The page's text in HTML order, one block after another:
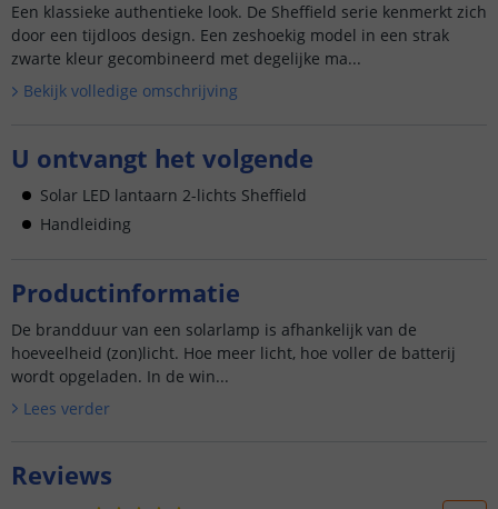
Een klassieke authentieke look. De Sheffield serie kenmerkt zich
door een tijdloos design. Een zeshoekig model in een strak
zwarte kleur gecombineerd met degelijke ma...
Bekijk volledige omschrijving
U ontvangt het volgende
Solar LED lantaarn 2-lichts Sheffield
Handleiding
Productinformatie
De brandduur van een solarlamp is afhankelijk van de
hoeveelheid (zon)licht. Hoe meer licht, hoe voller de batterij
wordt opgeladen. In de win...
Lees verder
Reviews